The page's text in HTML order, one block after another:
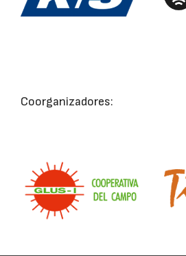
Coorganizadores: